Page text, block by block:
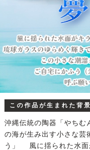
この作品が生まれた背
沖縄伝統の陶器「やちむ
の海が生み出す小さな
う」 風に揺られた水面